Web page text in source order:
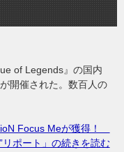
of Legends』の国内
開催された。数百人の
Focus Meが獲得！
リポート」の続きを読む